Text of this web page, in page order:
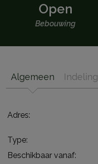
Open
Bebouwing
Algemeen Indeling
Adres:
Type:
Beschikbaar vanaf: